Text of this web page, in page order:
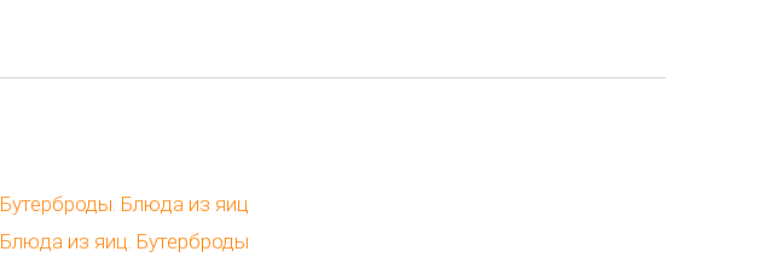
Бутерброды. Блюда из яиц
Блюда из яиц. Бутерброды